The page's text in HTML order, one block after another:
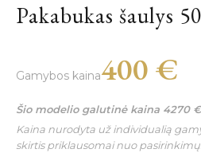
Pakabukas šaulys
Gamybos kaina400 €
Šio modelio galutinė kaina 4270 €
Kaina nurodyta už individualią
skirtis priklausomai nuo pasirinkimų.